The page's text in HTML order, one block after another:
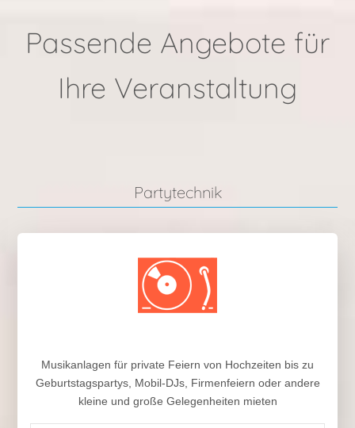
Passende Angebote für
Ihre Veranstaltung
Partytechnik
Musikanlagen für private Feiern von Hochzeiten bis zu
Geburtstagspartys, Mobil-DJs, Firmenfeiern oder andere
kleine und große Gelegenheiten mieten